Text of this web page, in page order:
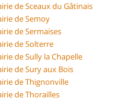
de Sceaux du Gâtinais
de Semoy
de Sermaises
de Solterre
de Sully la Chapelle
de Sury aux Bois
de Thignonville
de Thorailles